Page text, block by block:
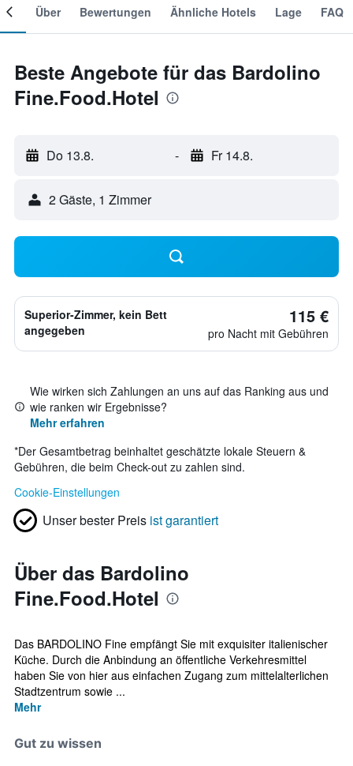
Über Bewertungen Ähnliche Hotels Lage FAQ
Beste Angebote für das Bardolino
Fine.Food.Hotel
Do 13.8. - Fr 14.8.
2 Gäste, 1 Zimmer
Superior-Zimmer, kein Bett
angegeben
115 €
pro Nacht mit Gebühren
Wie wirken sich Zahlungen an uns auf das Ranking aus und
wie ranken wir Ergebnisse?
Mehr erfahren
*Der Gesamtbetrag beinhaltet geschätzte lokale Steuern &
Gebühren, die beim Check-out zu zahlen sind.
Cookie-Einstellungen
Unser bester Preis ist garantiert
Über das Bardolino
Fine.Food.Hotel
Das BARDOLINO Fine empfängt Sie mit exquisiter italienischer
Küche. Durch die Anbindung an öffentliche Verkehresmittel
haben Sie von hier aus einfachen Zugang zum mittelalterlichen
Stadtzentrum sowie ...
Mehr
Gut zu wissen